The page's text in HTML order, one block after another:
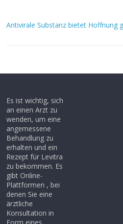
Antivirale Substanz bietet Hoffnung
Es ist wichtig, sich
an einen Arzt zu
wenden, um eine
angemessene
Behandlung zu
erhalten und ein
Rezept für Levitra
zu bekommen. Es
gibt Online-
Plattformen , bei
denen Sie eine
ärztliche
Konsultation in